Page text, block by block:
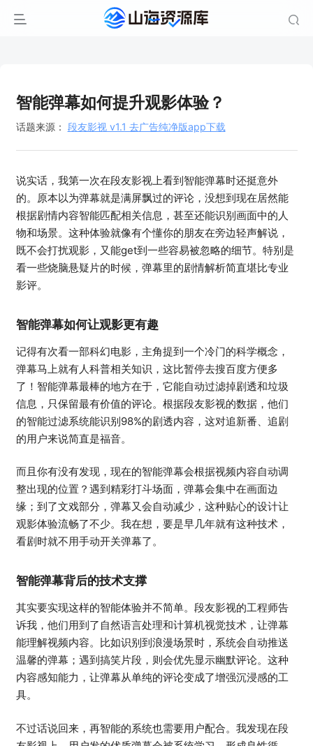
智能弹幕如何提升观影体验？
话题来源： 段友影视 v1.1 去广告纯净版app下载
说实话，我第一次在段友影视上看到智能弹幕时还挺意外
的。原本以为弹幕就是满屏飘过的评论，没想到现在居然能
根据剧情内容智能匹配相关信息，甚至还能识别画面中的人
物和场景。这种体验就像有个懂你的朋友在旁边轻声解说，
既不会打扰观影，又能get到一些容易被忽略的细节。特别是
看一些烧脑悬疑片的时候，弹幕里的剧情解析简直堪比专业
影评。
智能弹幕如何让观影更有趣
记得有次看一部科幻电影，主角提到一个冷门的科学概念，
弹幕马上就有人科普相关知识，这比暂停去搜百度方便多
了！智能弹幕最棒的地方在于，它能自动过滤掉剧透和垃圾
信息，只保留最有价值的评论。根据段友影视的数据，他们
的智能过滤系统能识别98%的剧透内容，这对追新番、追剧
的用户来说简直是福音。
而且你有没有发现，现在的智能弹幕会根据视频内容自动调
整出现的位置？遇到精彩打斗场面，弹幕会集中在画面边
缘；到了文戏部分，弹幕又会自动减少，这种贴心的设计让
观影体验流畅了不少。我在想，要是早几年就有这种技术，
看剧时就不用手动开关弹幕了。
智能弹幕背后的技术支撑
其实要实现这样的智能体验并不简单。段友影视的工程师告
诉我，他们用到了自然语言处理和计算机视觉技术，让弹幕
能理解视频内容。比如识别到浪漫场景时，系统会自动推送
温馨的弹幕；遇到搞笑片段，则会优先显示幽默评论。这种
内容感知能力，让弹幕从单纯的评论变成了增强沉浸感的工
具。
不过话说回来，再智能的系统也需要用户配合。我发现在段